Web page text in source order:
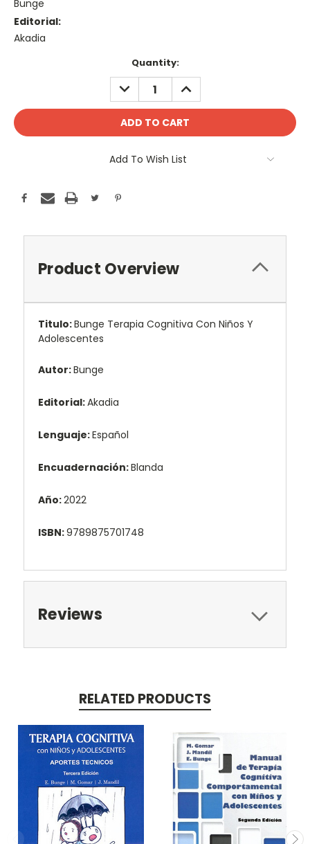
Bunge
Editorial:
Akadia
Quantity:
DECREASE
QUANTITY:
INCREASE
QUANTITY:
Add To Wish List
Product Overview
Titulo:Bunge Terapia Cognitiva Con Niños Y
Adolescentes
Autor:Bunge
Editorial:Akadia
Lenguaje:Español
Encuadernación:Blanda
Año:2022
ISBN:9789875701748
Reviews
RELATED PRODUCTS